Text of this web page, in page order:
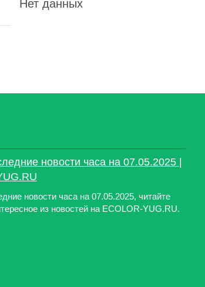
Нет данных
новости часа на 07.05.2025 |
новости часа на 07.05.2025, читайте
из новостей на ECOLOR-YUG.RU.